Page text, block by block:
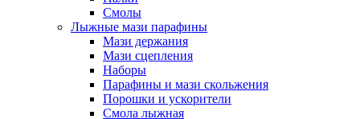
Смолы
Лыжные мази парафины
Мази держания
Мази сцепления
Наборы
Парафины и мази скольжения
Порошки и ускорители
Смола лыжная